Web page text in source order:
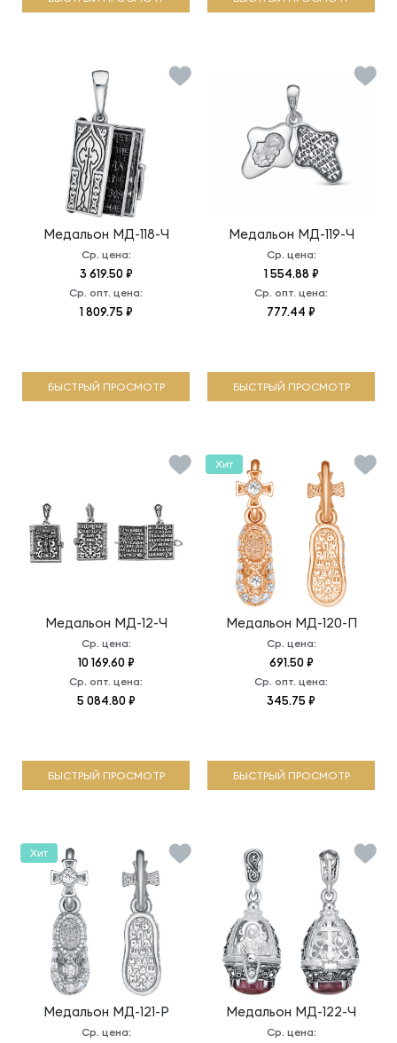
Медальон МД-118-Ч
Ср. цена:
3 619.50 ₽
Ср. опт. цена:
1 809.75 ₽
БЫСТРЫЙ ПРОСМОТР
Медальон МД-119-Ч
Ср. цена:
1 554.88 ₽
Ср. опт. цена:
777.44 ₽
БЫСТРЫЙ ПРОСМОТР
Медальон МД-12-Ч
Ср. цена:
10 169.60 ₽
Ср. опт. цена:
5 084.80 ₽
БЫСТРЫЙ ПРОСМОТР
Медальон МД-120-П
Ср. цена:
691.50 ₽
Ср. опт. цена:
345.75 ₽
Хит
БЫСТРЫЙ ПРОСМОТР
Медальон МД-121-Р
Ср. цена:
Хит
Медальон МД-122-Ч
Ср. цена: